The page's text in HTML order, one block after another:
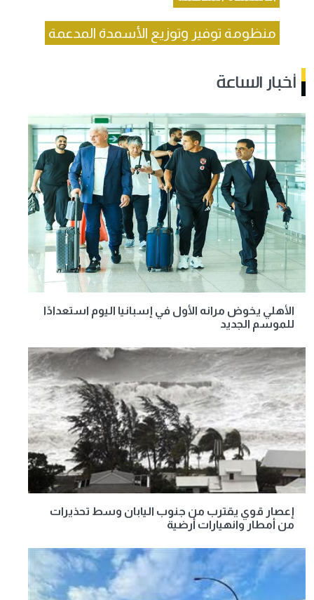
منظومة توفير وتوزيع الأسمدة المدعمة
أخبار الساعة
الأهلي يخوض مرانه الأول في إسبانيا اليوم استعدادًا
للموسم الجديد
إعصار قوي يقترب من جنوب اليابان وسط تحذيرات
من أمطار وانهيارات أرضية